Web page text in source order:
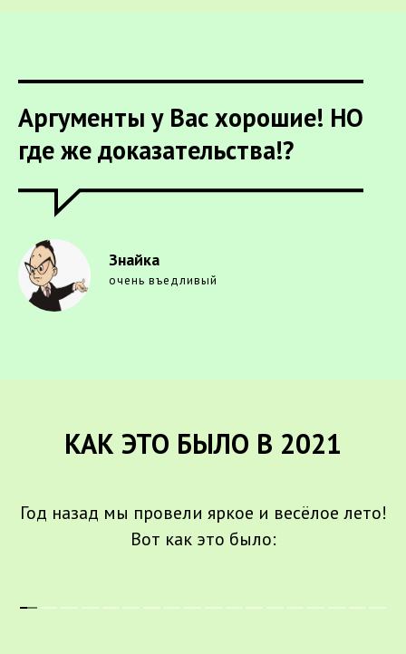
Аргументы у Вас хорошие! НО
где же доказательства!?
Знайка
очень въедливый
КАК ЭТО БЫЛО В 2021
Год назад мы провели яркое и весёлое лето!
Вот как это было: